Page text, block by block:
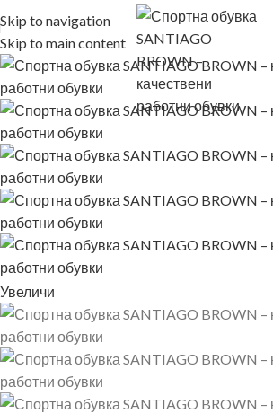
Skip to navigation
Skip to main content
Увеличи